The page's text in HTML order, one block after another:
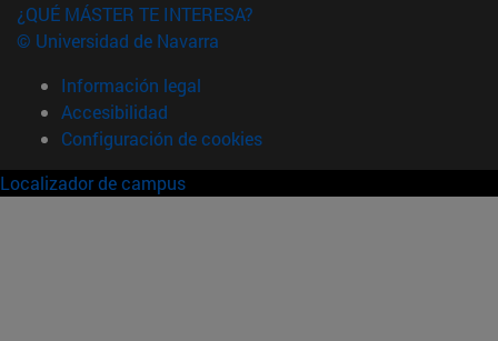
¿QUÉ MÁSTER TE INTERESA?
© Universidad de Navarra
Información legal
Accesibilidad
Configuración de cookies
Localizador de campus